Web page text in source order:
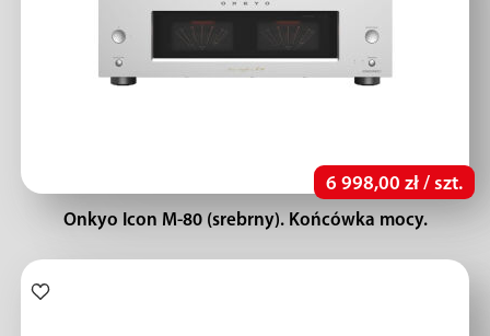
6 998,00 zł / szt.
Onkyo Icon M-80 (srebrny). Końcówka mocy.